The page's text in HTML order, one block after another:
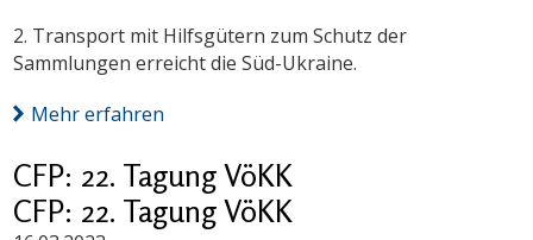
2. Transport mit Hilfsgütern zum Schutz der
Sammlungen erreicht die Süd-Ukraine.
Mehr erfahren
CFP: 22. Tagung VöKK
CFP: 22. Tagung VöKK